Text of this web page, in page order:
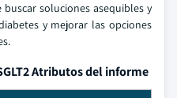
soluciones asequibles y
y mejorar las opciones
Atributos del informe